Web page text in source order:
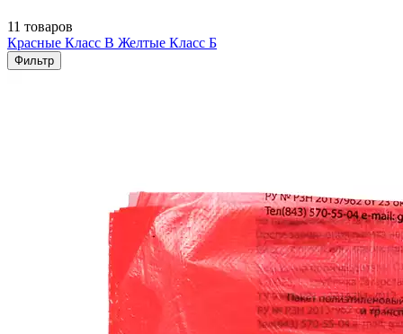
11 товаров
Красные Класс В Желтые Класс Б
Фильтр